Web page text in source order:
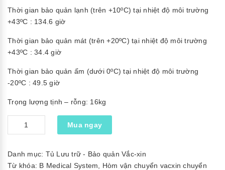
Thời gian bảo quản lạnh (trên +10ºC) tại nhiệt độ môi trường
+43ºC : 134.6 giờ
Thời gian bảo quản mát (trên +20ºC) tại nhiệt độ môi trường
+43ºC : 34.4 giờ
Thời gian bảo quản ấm (dưới 0ºC) tại nhiệt độ môi trường
-20ºC : 49.5 giờ
Trọng lượng tịnh – rỗng: 16kg
lượng
Mua ngay
Danh mục: Tủ Lưu trữ - Bảo quản Vắc-xin
Từ khóa: B Medical System
Hòm vận chuyển vacxin chuyển